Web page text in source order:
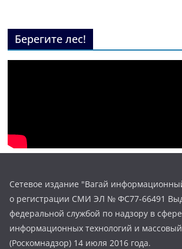
Берегите лес!
Сетевое издание "Вагай
о регистрации СМИ ЭЛ № ФС77-66491
федеральной службой по надзору в
информационных технологий и
(Роскомнадзор) 14 июля 2016 года.